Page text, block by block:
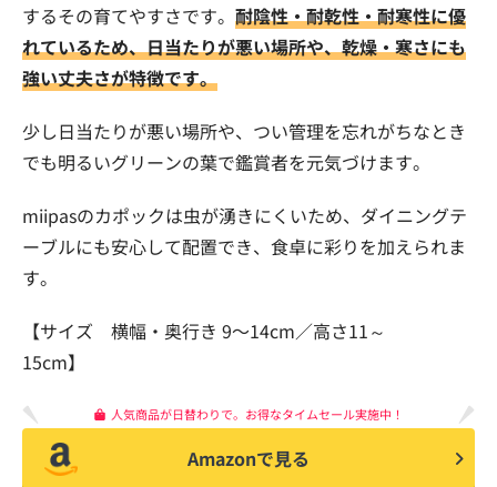
するその育てやすさです。 耐陰性・耐乾性・耐寒性に優
れているため、日当たりが悪い場所や、乾燥・寒さにも
強い丈夫さが特徴です。
少し日当たりが悪い場所や、つい管理を忘れがちなとき
でも明るいグリーンの葉で鑑賞者を元気づけます。
miipasのカポックは虫が湧きにくいため、ダイニングテ
ーブルにも安心して配置でき、食卓に彩りを加えられま
す。
【サイズ 横幅・奥行き 9〜14cm／高さ11～
15cm】
人気商品が日替わりで。お得なタイムセール実施中！
Amazonで見る